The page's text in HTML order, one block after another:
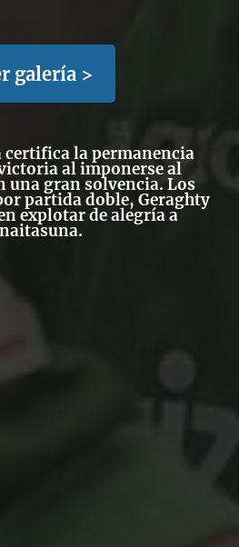
galería >
certifica la permanencia
al imponerse al
una gran solvencia. Los
partida doble, Geraghty
explotar de alegría a